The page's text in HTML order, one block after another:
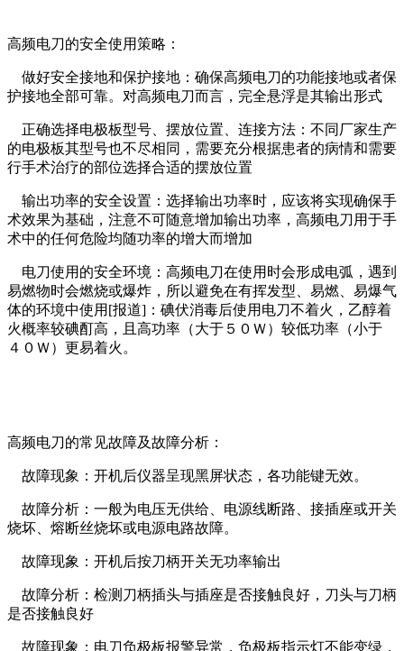
高频电刀的安全使用策略：
做好安全接地和保护接地：确保高频电刀的功能接地或者保
护接地全部可靠。对高频电刀而言，完全悬浮是其输出形式
正确选择电极板型号、摆放位置、连接方法：不同厂家生产
的电极板其型号也不尽相同，需要充分根据患者的病情和需要
行手术治疗的部位选择合适的摆放位置
输出功率的安全设置：选择输出功率时，应该将实现确保手
术效果为基础，注意不可随意增加输出功率，高频电刀用于手
术中的任何危险均随功率的增大而增加
电刀使用的安全环境：高频电刀在使用时会形成电弧，遇到
易燃物时会燃烧或爆炸，所以避免在有挥发型、易燃、易爆气
体的环境中使用[报道]：碘伏消毒后使用电刀不着火，乙醇着
火概率较碘酊高，且高功率（大于５０Ｗ）较低功率（小于
４０Ｗ）更易着火。
高频电刀的常见故障及故障分析：
故障现象：开机后仪器呈现黑屏状态，各功能键无效。
故障分析：一般为电压无供给、电源线断路、接插座或开关
烧坏、熔断丝烧坏或电源电路故障。
故障现象：开机后按刀柄开关无功率输出
故障分析：检测刀柄插头与插座是否接触良好，刀头与刀柄
是否接触良好
故障现象：电刀负极板报警异常，负极板指示灯不能变绿，